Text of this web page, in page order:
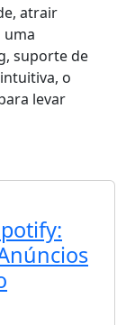
atrair
uma
suporte de
o
levar